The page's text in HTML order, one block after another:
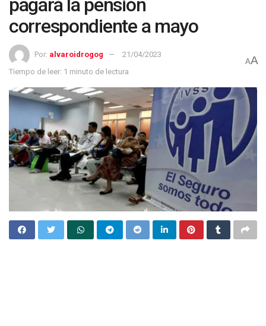
pagará la pensión
correspondiente a mayo
Por: alvaroidrogog
21/04/2023
Tiempo de leer: 1 minuto de lectura
AA